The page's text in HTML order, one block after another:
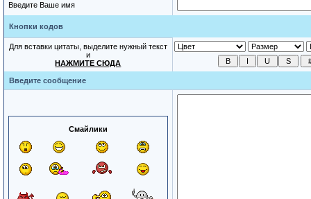
Введите Ваше имя
Кнопки кодов
Для вставки цитаты, выделите нужный текст
и
НАЖМИТЕ СЮДА
Введите сообщение
Смайлики